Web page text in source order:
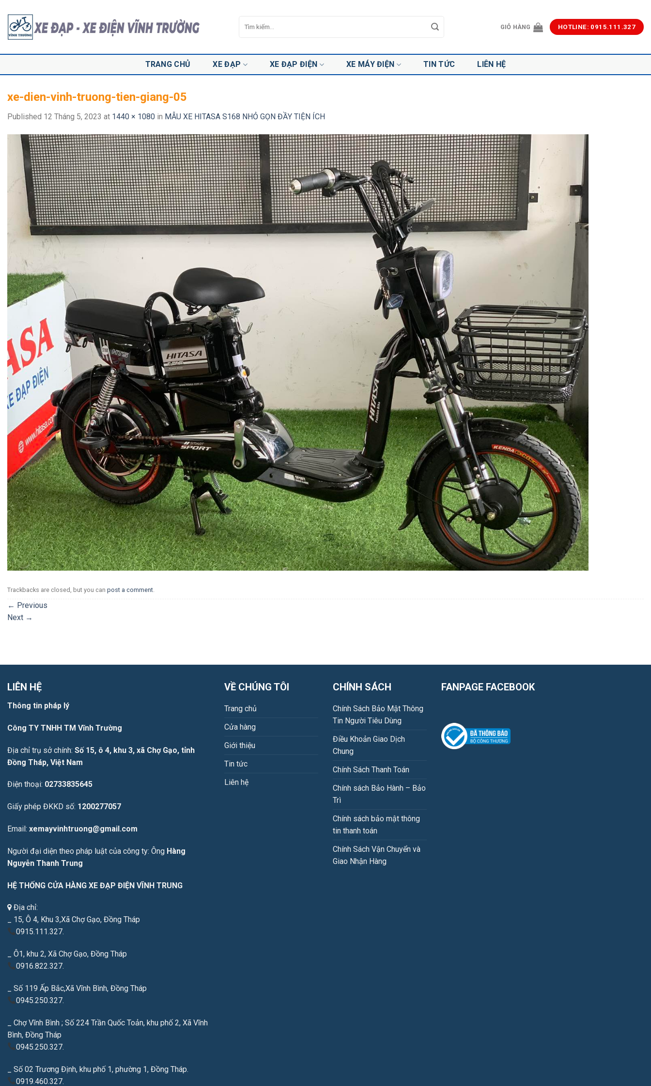
content
kiếm:
GIỎ HÀNG HOTLINE: 0915.111.327
TRANG CHỦ XE ĐẠP XE ĐẠP ĐIỆN XE MÁY ĐIỆN TIN TỨC LIÊN HỆ
xe-dien-vinh-truong-tien-giang-05
Published 12 Tháng 5, 2023 at 1440 × 1080 in MẪU XE HITASA S168 NHỎ GỌN ĐẦY TIỆN ÍCH
Trackbacks are closed, but you can post a comment.
← Previous
Next →
LIÊN HỆ
Thông tin pháp lý
Công TY TNHH TM Vĩnh Trường
Địa chỉ trụ sở chính: Số 15, ô 4, khu 3, xã Chợ Gạo, tỉnh
Đồng Tháp, Việt Nam
Điện thoại: 02733835645
Giấy phép ĐKKD số: 1200277057
Email: xemayvinhtruong@gmail.com
Người đại diện theo pháp luật của công ty: Ông Hàng
Nguyễn Thanh Trung
HỆ THỐNG CỬA HÀNG XE ĐẠP ĐIỆN VĨNH TRUNG
Địa chỉ:
_ 15, Ô 4, Khu 3,Xã Chợ Gạo, Đồng Tháp
0915.111.327.
_ Ô1, khu 2, Xã Chợ Gạo, Đồng Tháp
0916.822.327.
_ Số 119 Ấp Bắc,Xã Vĩnh Bình, Đồng Tháp
0945.250.327.
_ Chợ Vĩnh Bình ; Số 224 Trần Quốc Toản, khu phố 2, Xã Vĩnh
Bình, Đồng Tháp
0945.250.327.
_ Số 02 Trương Định, khu phố 1, phường 1, Đồng Tháp.
0919.460.327.
VỀ CHÚNG TÔI
Trang chủ
Cửa hàng
Giới thiệu
Tin tức
Liên hệ
CHÍNH SÁCH
Chính Sách Bảo Mật Thông
Tin Người Tiêu Dùng
Điều Khoản Giao Dịch
Chung
Chính Sách Thanh Toán
Chính sách Bảo Hành – Bảo
Trì
Chính sách bảo mật thông
tin thanh toán
Chính Sách Vận Chuyển và
Giao Nhận Hàng
FANPAGE FACEBOOK